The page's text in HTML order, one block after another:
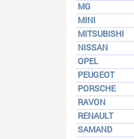
MG
MINI
MITSUBISHI
NISSAN
OPEL
PEUGEOT
PORSCHE
RAVON
RENAULT
SAMAND